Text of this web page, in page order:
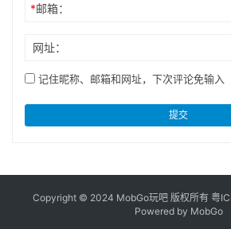
*邮箱：
网址：
记住昵称、邮箱和网址，下次评论免输入
提交
Copyright © 2024 MobGo玩吧 版权所有 粤
Powered by MobGo